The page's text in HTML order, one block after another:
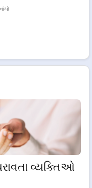
વ્યક્તિઓ